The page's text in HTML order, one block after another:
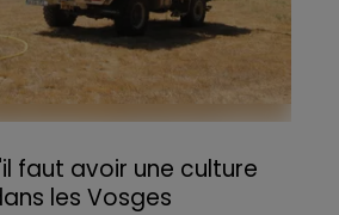
"il faut avoir une culture
les Vosges